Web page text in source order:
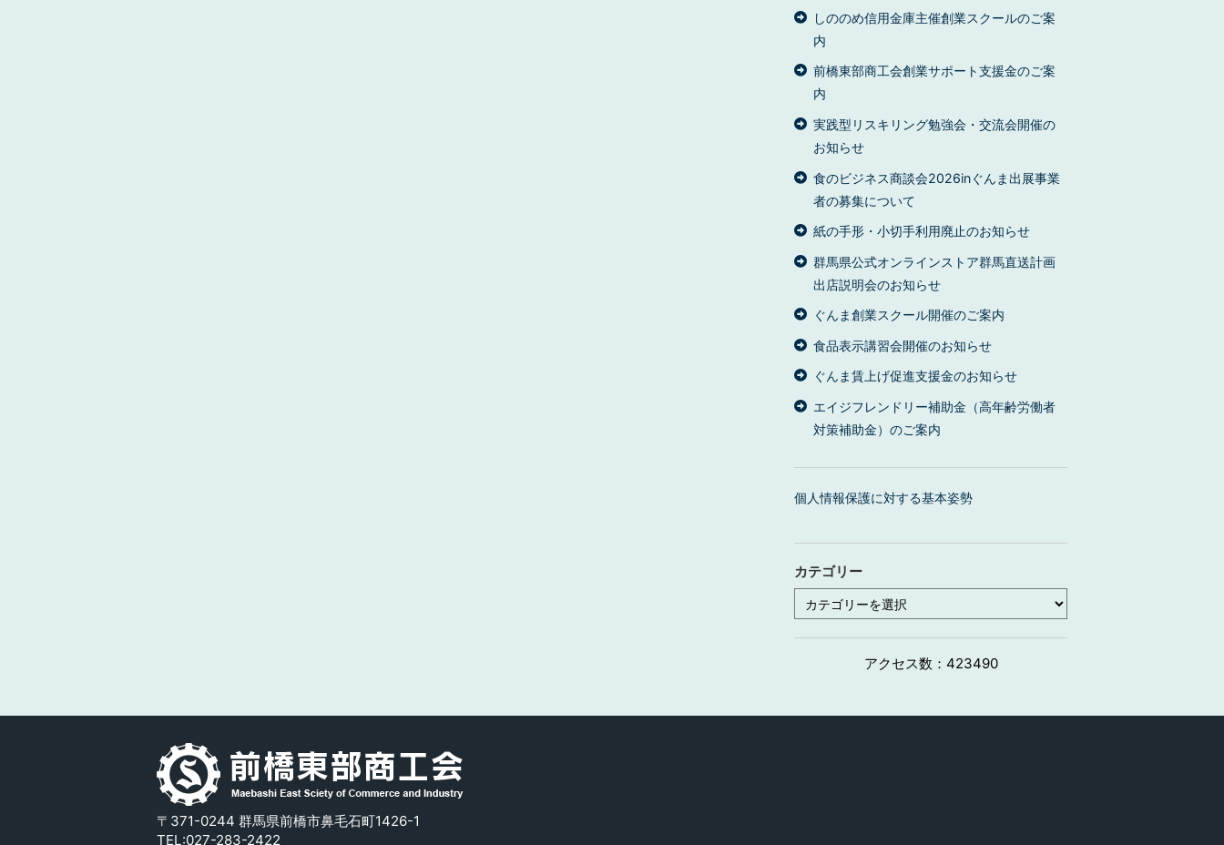
しののめ信用金庫主催創業スクールのご案
内
前橋東部商工会創業サポート支援金のご案
内
実践型リスキリング勉強会・交流会開催の
お知らせ
食のビジネス商談会2026inぐんま出展事業
者の募集について
紙の手形・小切手利用廃止のお知らせ
群馬県公式オンラインストア群馬直送計画
出店説明会のお知らせ
ぐんま創業スクール開催のご案内
食品表示講習会開催のお知らせ
ぐんま賃上げ促進支援金のお知らせ
エイジフレンドリー補助金（高年齢労働者
対策補助金）のご案内
個人情報保護に対する基本姿勢
カテゴリー
カ
テ
ゴ
リ
アクセス数： 423490
〒371-0244 群馬県前橋市鼻毛石町1426-1
TEL:027-283-2422